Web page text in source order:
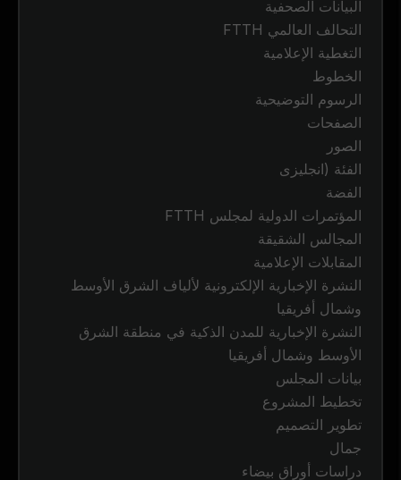
البيانات الصحفية
التحالف العالمي FTTH
التغطية الإعلامية
الخطوط
الرسوم التوضيحية
الصفحات
الصور
الفئة (انجليزى
الفضة
المؤتمرات الدولية لمجلس FTTH
المجالس الشقيقة
المقابلات الإعلامية
النشرة الإخبارية الإلكترونية لألياف الشرق الأوسط
وشمال أفريقيا
النشرة الإخبارية للمدن الذكية في منطقة الشرق
الأوسط وشمال أفريقيا
بيانات المجلس
تخطيط المشروع
تطوير التصميم
جمال
دراسات أوراق بيضاء